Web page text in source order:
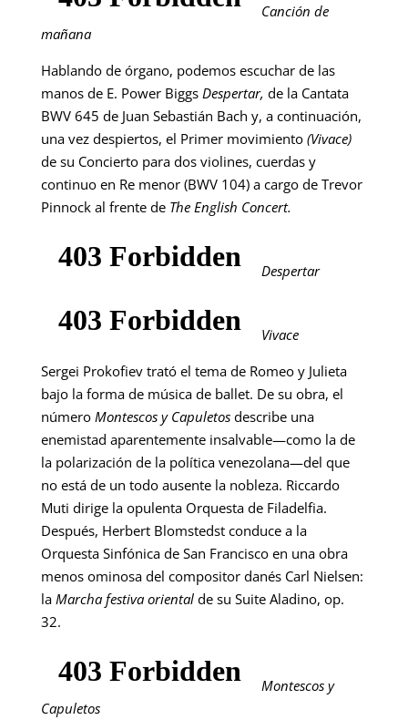
Canción de
mañana
Hablando de órgano, podemos escuchar de las
manos de E. Power Biggs Despertar, de la Cantata
BWV 645 de Juan Sebastián Bach y, a continuación,
una vez despiertos, el Primer movimiento (Vivace)
de su Concierto para dos violines, cuerdas y
continuo en Re menor (BWV 104) a cargo de Trevor
Pinnock al frente de The English Concert.
Despertar
Vivace
Sergei Prokofiev trató el tema de Romeo y Julieta
bajo la forma de música de ballet. De su obra, el
número Montescos y Capuletos describe una
enemistad aparentemente insalvable—como la de
la polarización de la política venezolana—del que
no está de un todo ausente la nobleza. Riccardo
Muti dirige la opulenta Orquesta de Filadelfia.
Después, Herbert Blomstedst conduce a la
Orquesta Sinfónica de San Francisco en una obra
menos ominosa del compositor danés Carl Nielsen:
la Marcha festiva orientalde su Suite Aladino, op.
32.
Montescos y
Capuletos